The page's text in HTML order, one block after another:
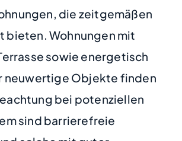
die zeitgemäßen
bieten. Wohnungen mit
sowie energetisch
neuwertige Objekte finden
bei potenziellen
sind barrierefreie